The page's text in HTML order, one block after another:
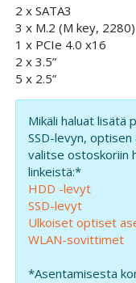
2 x SATA3
3 x M.2 (M key, 2280)
1 x PCIe 4.0 x16
2 x 3.5”
5 x 2.5”
Mikäli haluat lisätä
SSD-levyn,
valitse ostoskoriin
linkeistä:*
HDD -levyt
SSD-levyt
Ulkoiset optiset
WLAN-sovittimet
*Asentamisesta